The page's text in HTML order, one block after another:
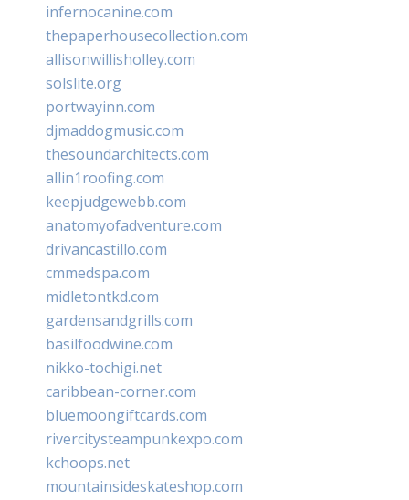
infernocanine.com
thepaperhousecollection.com
allisonwillisholley.com
solslite.org
portwayinn.com
djmaddogmusic.com
thesoundarchitects.com
allin1roofing.com
keepjudgewebb.com
anatomyofadventure.com
drivancastillo.com
cmmedspa.com
midletontkd.com
gardensandgrills.com
basilfoodwine.com
nikko-tochigi.net
caribbean-corner.com
bluemoongiftcards.com
rivercitysteampunkexpo.com
kchoops.net
mountainsideskateshop.com